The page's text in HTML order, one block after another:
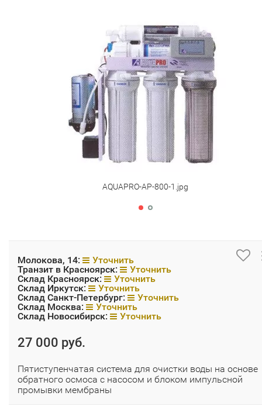
AQUAPRO-AP-800-1.jpg
Молокова, 14:
Уточнить
Транзит в Красноярск:
Уточнить
Склад Красноярск:
Уточнить
Склад Иркутск:
Уточнить
Склад Санкт-Петербург:
Уточнить
Склад Москва:
Уточнить
Склад Новосибирск:
Уточнить
27 000 руб.
Пятиступенчатая система для очистки воды на основе
обратного осмоса с насосом и блоком импульсной
промывки мембраны